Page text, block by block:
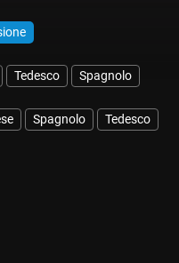
Tedesco Spagnolo
Spagnolo Tedesco